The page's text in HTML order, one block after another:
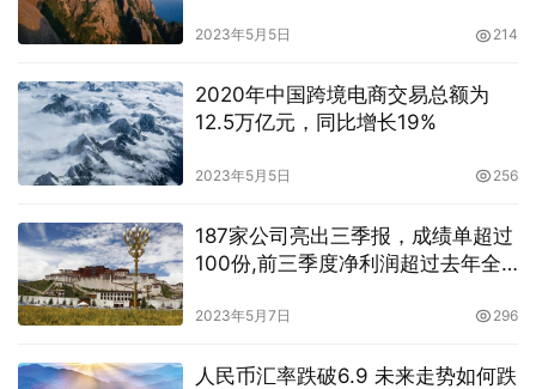
2023年5月5日 214
2020年中国跨境电商交易总额为
12.5万亿元，同比增长19%
2023年5月5日 256
187家公司亮出三季报，成绩单超过
100份,前三季度净利润超过去年全
2023年5月7日 296
人民币汇率跌破6.9 未来走势如何跌